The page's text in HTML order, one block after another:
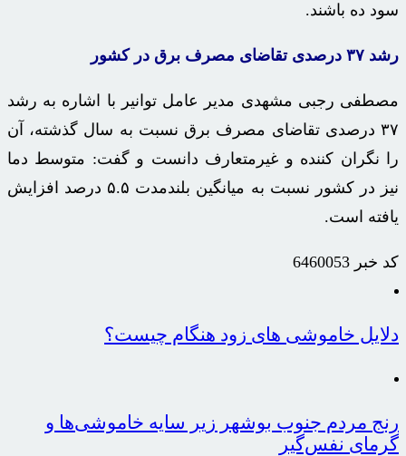
سود ده باشند.
رشد درصدی تقاضای مصرف برق در کشور
مصطفی رجبی مشهدی مدیر عامل توانیر با اشاره به رشد
۳۷ درصدی تقاضای مصرف برق نسبت به سال گذشته، آن
را نگران کننده و غیرمتعارف دانست و گفت: متوسط دما
نیز در کشور نسبت به میانگین بلندمدت ۵.۵ درصد افزایش
یافته است.
کد خبر 6460053
دلایل خاموشی های زود هنگام چیست؟
رنج مردم جنوب بوشهر زیر سایه خاموشی‌ها و
گرمای نفس‌گیر